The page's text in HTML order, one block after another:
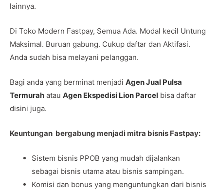
lainnya.
Di Toko Modern Fastpay, Semua Ada. Modal kecil Untung
Maksimal. Buruan gabung. Cukup daftar dan Aktifasi.
Anda sudah bisa melayani pelanggan.
Bagi anda yang berminat menjadi Agen Jual Pulsa
Termurah atau Agen Ekspedisi Lion Parcel bisa daftar
disini juga.
Keuntungan bergabung menjadi mitra bisnis Fastpay:
Sistem bisnis PPOB yang mudah dijalankan
sebagai bisnis utama atau bisnis sampingan.
Komisi dan bonus yang menguntungkan dari bisnis